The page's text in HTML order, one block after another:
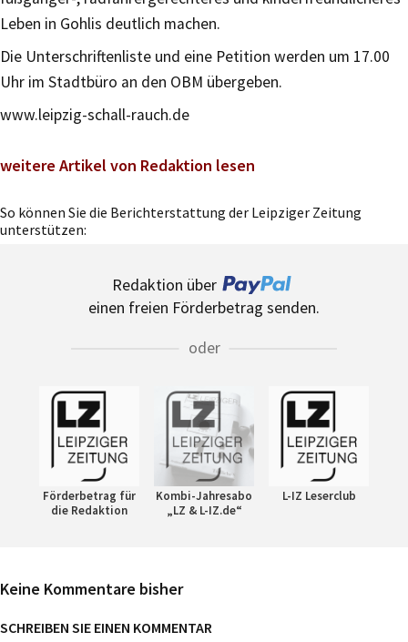
Leben in Gohlis deutlich machen.
Die Unterschriftenliste und eine Petition werden um 17.00
Uhr im Stadtbüro an den OBM übergeben.
www.leipzig-schall-rauch.de
weitere Artikel von Redaktion lesen
So können Sie die Berichterstattung der Leipziger Zeitung
unterstützen:
Redaktion über
einen freien Förderbetrag senden.
oder
Förderbetrag für
die Redaktion
Kombi-Jahresabo
„LZ & L-IZ.de“
L-IZ Leserclub
Keine Kommentare bisher
SCHREIBEN SIE EINEN KOMMENTAR